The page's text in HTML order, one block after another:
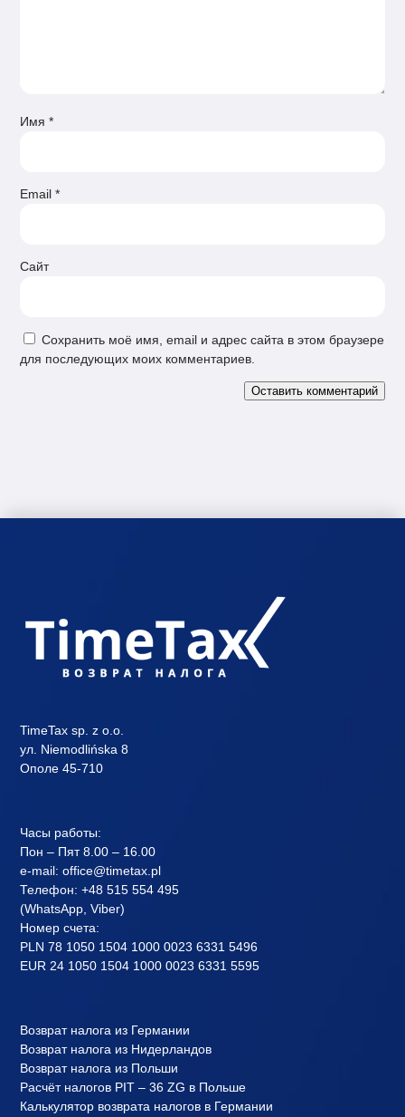
Имя*
Email*
Сайт
Сохранить моё имя, email и адрес сайта в этом браузере
для последующих моих комментариев.
Оставить комментарий
TimeTax sp. z o.o.
ул. Niemodlińska 8
Ополе 45-710
Часы работы:
Пон – Пят 8.00 – 16.00
e-mail:office@timetax.pl
Телефон:+48 515 554 495
(WhatsApp, Viber)
Номер счета:
PLN 78 1050 1504 1000 0023 6331 5496
EUR 24 1050 1504 1000 0023 6331 5595
Возврат налога из Германии
Возврат налога из Нидерландов
Возврат налога из Польши
Расчёт налогов PIT – 36 ZG в Польше
Калькулятор возврата налогов в Германии